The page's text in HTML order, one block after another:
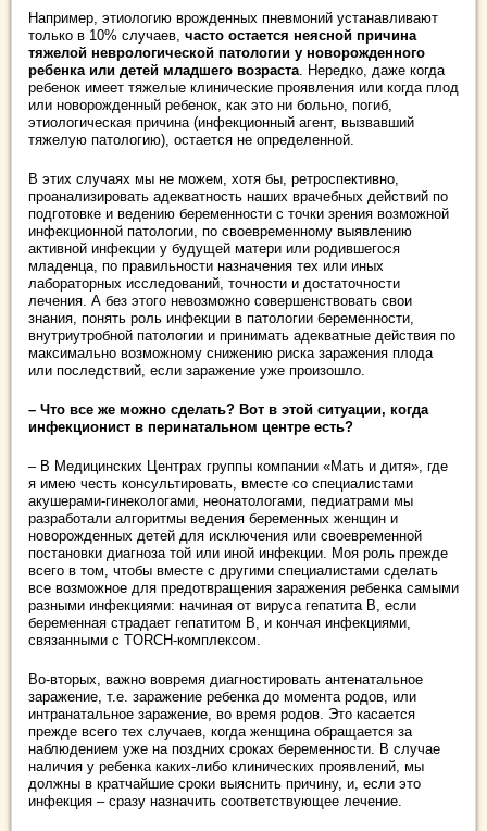
Например, этиологию врожденных пневмоний устанавливают
только в 10% случаев, часто остается неясной причина
тяжелой неврологической патологии у новорожденного
ребенка или детей младшего возраста. Нередко, даже когда
ребенок имеет тяжелые клинические проявления или когда плод
или новорожденный ребенок, как это ни больно, погиб,
этиологическая причина (инфекционный агент, вызвавший
тяжелую патологию), остается не определенной.
В этих случаях мы не можем, хотя бы, ретроспективно,
проанализировать адекватность наших врачебных действий по
подготовке и ведению беременности с точки зрения возможной
инфекционной патологии, по своевременному выявлению
активной инфекции у будущей матери или родившегося
младенца, по правильности назначения тех или иных
лабораторных исследований, точности и достаточности
лечения. А без этого невозможно совершенствовать свои
знания, понять роль инфекции в патологии беременности,
внутриутробной патологии и принимать адекватные действия по
максимально возможному снижению риска заражения плода
или последствий, если заражение уже произошло.
– Что все же можно сделать? Вот в этой ситуации, когда
инфекционист в перинатальном центре есть?
– В Медицинских Центрах группы компании «Мать и дитя», где
я имею честь консультировать, вместе со специалистами
акушерами-гинекологами, неонатологами, педиатрами мы
разработали алгоритмы ведения беременных женщин и
новорожденных детей для исключения или своевременной
постановки диагноза той или иной инфекции. Моя роль прежде
всего в том, чтобы вместе с другими специалистами сделать
все возможное для предотвращения заражения ребенка самыми
разными инфекциями: начиная от вируса гепатита В, если
беременная страдает гепатитом B, и кончая инфекциями,
связанными с TORCH-комплексом.
Во-вторых, важно вовремя диагностировать антенатальное
заражение, т.е. заражение ребенка до момента родов, или
интранатальное заражение, во время родов. Это касается
прежде всего тех случаев, когда женщина обращается за
наблюдением уже на поздних сроках беременности. В случае
наличия у ребенка каких-либо клинических проявлений, мы
должны в кратчайшие сроки выяснить причину, и, если это
инфекция – сразу назначить соответствующее лечение.